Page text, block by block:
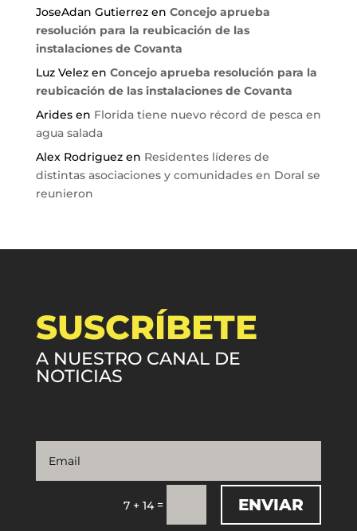
JoseAdan Gutierrezen Concejo aprueba
resolución para la reubicación de las
instalaciones de Covanta
Luz Velezen Concejo aprueba resolución para la
reubicación de las instalaciones de Covanta
Aridesen Florida tiene nuevo récord de pesca en
agua salada
Alex Rodriguezen Residentes líderes de
distintas asociaciones y comunidades en Doral se
reunieron
SUSCRÍBETE
A NUESTRO CANAL DE
NOTICIAS
7 + 14= ENVIAR